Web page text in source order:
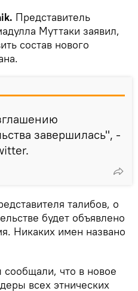
Представитель
Муттаки заявил,
состав нового
завершилась", -
талибов, о
будет объявлено
Никаких имен названо
что в новое
всех этнических